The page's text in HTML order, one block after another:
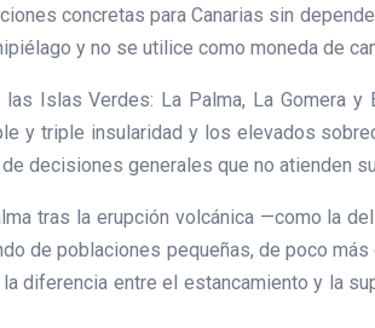
concretas para Canarias sin
y no se utilice como moneda de
Islas Verdes: La Palma, La Gomera
y triple insularidad y los elevados
decisiones generales que no atienden
tras la erupción volcánica —como la
de poblaciones pequeñas, de poco
diferencia entre el estancamiento y la